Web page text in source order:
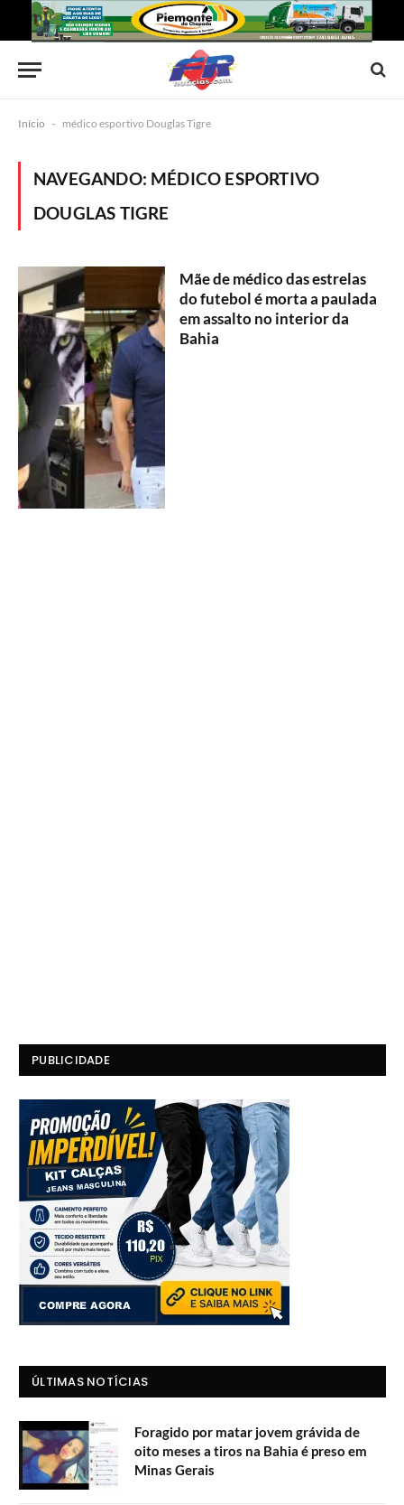
Início - médico esportivo Douglas Tigre
NAVEGANDO: MÉDICO ESPORTIVO
DOUGLAS TIGRE
Mãe de médico das estrelas
do futebol é morta a paulada
em assalto no interior da
Bahia
PUBLICIDADE
ÚLTIMAS NOTÍCIAS
Foragido por matar jovem grávida de
oito meses a tiros na Bahia é preso em
Minas Gerais